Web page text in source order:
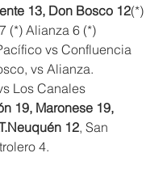
13, Don Bosco 12(*)
(*) Alianza 6 (*)
vs Confluencia
vs Alianza.
Los Canales
19, Maronese 19,
12, San
4.